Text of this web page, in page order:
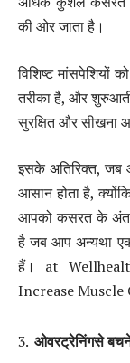
की ओर जाता है।
विशिष्ट मांसपेशियों
तरीका है, और
सुरक्षित और सीखना
इसके अतिरिक्त, जब
आसान होता है,
आपको कसरत के अंत
है जब आप अन्यथा
हैं। at
Increase
ओवरट्रेनिंगसे